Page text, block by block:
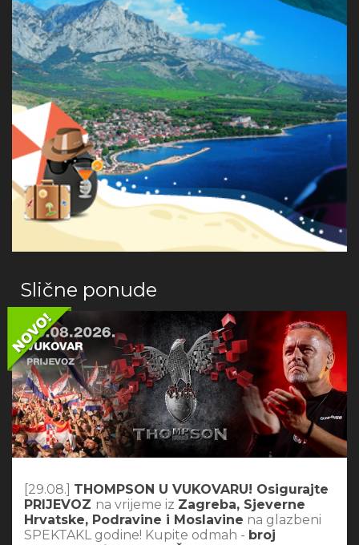
Slične ponude
[29.08.] THOMPSON U VUKOVARU! Osigurajte
PRIJEVOZ na vrijeme iz Zagreba, Sjeverne
Hrvatske, Podravine i Moslavine na glazbeni
SPEKTAKL godine! Kupite odmah - broj